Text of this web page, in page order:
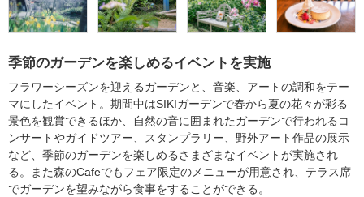
季節のガーデンを楽しめるイベントを実施
フラワーシーズンを迎えるガーデンと、音楽、アートの調和をテー
マにしたイベント。期間中はSIKIガーデンで春から夏の花々が彩る
景色を観賞できるほか、自然の音に囲まれたガーデンで行われるコ
ンサートやガイドツアー、スタンプラリー、野外アート作品の展示
など、季節のガーデンを楽しめるさまざまなイベントが実施され
る。また森のCafeでもフェア限定のメニューが用意され、テラス席
でガーデンを望みながら食事をすることができる。